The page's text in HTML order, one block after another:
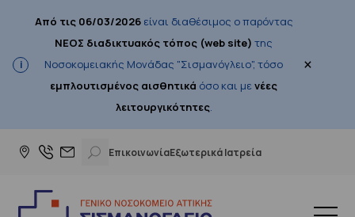
Από τις 06/03/2026είναι διαθέσιμος ο παρόντας
ΝΕΟΣ διαδικτυακός τόπος (web site) της
Νοσοκομειακής Μονάδας "Σισμανόγλειο", τόσο
εμπλουτισμένος αισθητικά όσο και μενέες
λειτουργικότητες.
×
ΕπικοινωνίαΕξωτερικά Ιατρεία